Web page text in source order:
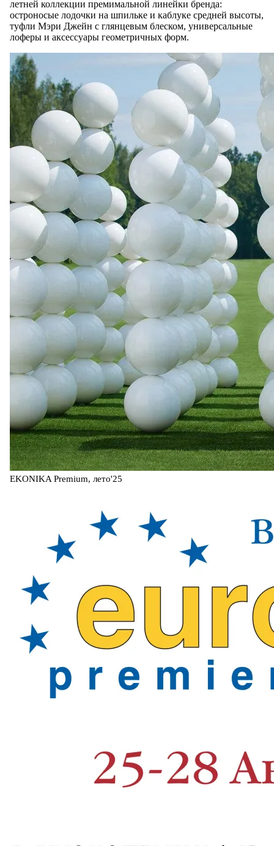
летней коллекции премимальной линейки бренда:
остроносые лодочки на шпильке и каблуке средней высоты,
туфли Мэри Джейн с глянцевым блеском, универсальные
лоферы и аксессуары геометричных форм.
EKONIKA Premium, лето'25